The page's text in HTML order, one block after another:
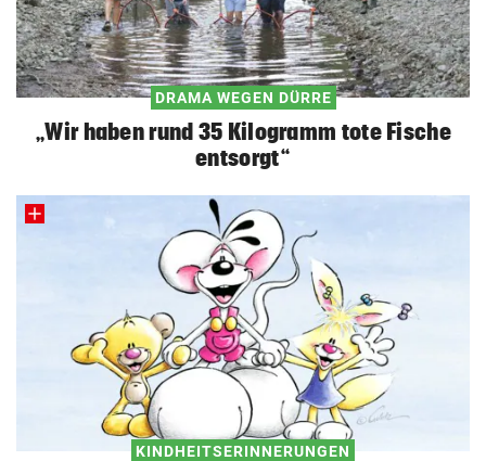
DRAMA WEGEN DÜRRE
„Wir haben rund 35 Kilogramm tote Fische
entsorgt“
KINDHEITSERINNERUNGEN